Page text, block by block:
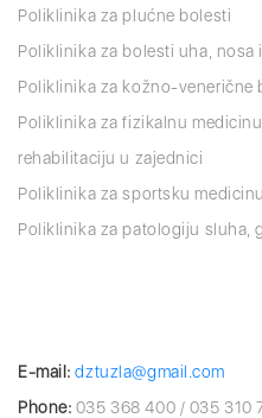
Poliklinika za plućne bolesti
Poliklinika za bolesti uha, nosa
Poliklinika za kožno-venerične
Poliklinika za fizikalnu
rehabilitaciju u zajednici
Poliklinika za sportsku medicinu
Poliklinika za patologiju sluha,
E-mail: dztuzla@gmail.com
Phone: 035 368 400 / 035 310